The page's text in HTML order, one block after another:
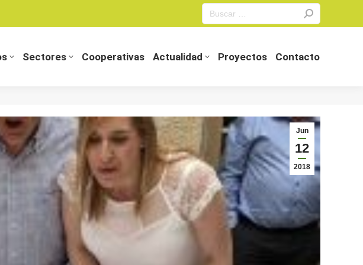
Search:
Sectores Cooperativas Actualidad Proyectos Contacto
Jun
12
2018
Actualidad Proyectos Contacto